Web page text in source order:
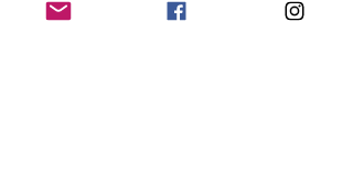
Le Siècle de Louis le Grand